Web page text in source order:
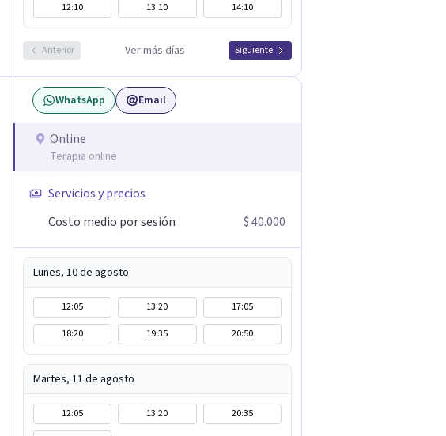
12:10
13:10 14:10
Anterior Ver más días Siguiente
WhatsApp Email
Online
Terapia online
Servicios y precios
Costo medio por sesión
$ 40.000
Lunes, 10 de agosto
12:05 13:20
17:05
18:20
19:35 20:50
Martes, 11 de agosto
12:05 13:20
20:35